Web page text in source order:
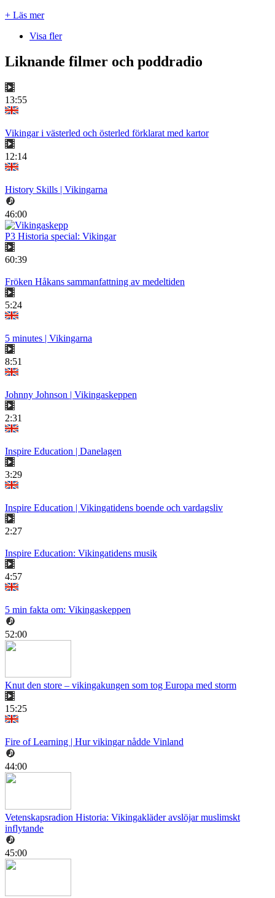
+ Läs mer
Visa fler
Liknande filmer och poddradio
13:55
Vikingar i västerled och österled förklarat med kartor
12:14
History Skills | Vikingarna
46:00
P3 Historia special: Vikingar
60:39
Fröken Håkans sammanfattning av medeltiden
5:24
5 minutes | Vikingarna
8:51
Johnny Johnson | Vikingaskeppen
2:31
Inspire Education | Danelagen
3:29
Inspire Education | Vikingatidens boende och vardagsliv
2:27
Inspire Education: Vikingatidens musik
4:57
5 min fakta om: Vikingaskeppen
52:00
Knut den store – vikingakungen som tog Europa med storm
15:25
Fire of Learning | Hur vikingar nådde Vinland
44:00
Vetenskapsradion Historia: Vikingakläder avslöjar muslimskt
inflytande
45:00